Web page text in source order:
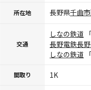
所在地 長野県千曲市
交通
しなの鉄道
長野電鉄長
しなの鉄道
間取り 1K